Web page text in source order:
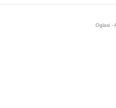
Oglasi -